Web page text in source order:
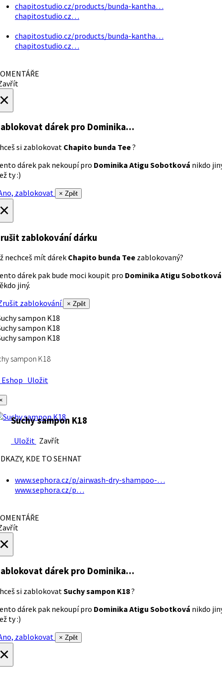
chapitostudio.cz/products/bunda-kantha…
chapitostudio.cz…
chapitostudio.cz/products/bunda-kantha…
chapitostudio.cz…
dárek pro Dominika…
si zablokovat Chapito bunda Tee?
dárek pak nekoupí pro Dominika Atigu Sobotková nikdo
ty :)
zablokovat
× Zpět
zablokování dárku
nechceš mít dárek Chapito bunda Tee zablokovaný?
dárek pak bude moci koupit pro Dominika Atigu Sobotková
jiný.
zablokování
× Zpět
sampon K18
Uložit
Suchy sampon K18
Uložit Zavřít
KDE TO SEHNAT
www.sephora.cz/p/airwash-dry-shampoo-…
www.sephora.cz/p…
dárek pro Dominika…
si zablokovatSuchy sampon K18?
dárek pak nekoupí pro Dominika Atigu Sobotková nikdo
ty :)
zablokovat
× Zpět